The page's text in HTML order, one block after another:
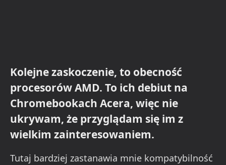
Kolejne zaskoczenie, to obecność
procesorów AMD. To ich debiut na
Chromebookach Acera, więc nie
ukrywam, że przyglądam się im z
wielkim zainteresowaniem.
Tutaj bardziej zastanawia mnie kompatybilność